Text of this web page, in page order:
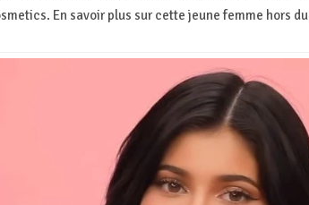
En savoir plus sur cette jeune femme hors